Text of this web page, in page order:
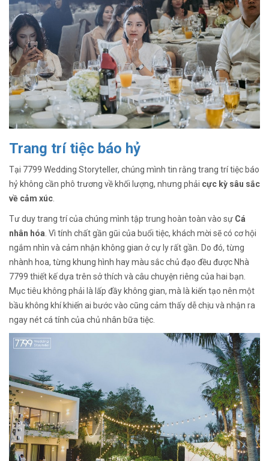
Trang trí tiệc báo hỷ
Tại 7799 Wedding Storyteller, chúng mình tin rằng trang trí tiệc báo
hỷ không cần phô trương về khối lượng, nhưng phải cực kỳ sâu sắc
về cảm xúc
Tư duy trang trí của chúng mình tập trung hoàn toàn vào sự Cá
nhân hóa . Vì tính chất gần gũi của buổi tiệc, khách mời sẽ có cơ hội
ngắm nhìn và cảm nhận không gian ở cự ly rất gần. Do đó, từng
nhành hoa, từng khung hình hay màu sắc chủ đạo đều được Nhà
7799 thiết kế dựa trên sở thích và câu chuyện riêng của hai bạn.
Mục tiêu không phải là lấp đầy không gian, mà là kiến tạo nên một
bầu không khí khiến ai bước vào cũng cảm thấy dễ chịu và nhận ra
ngay nét cá tính của chủ nhân bữa tiệc.